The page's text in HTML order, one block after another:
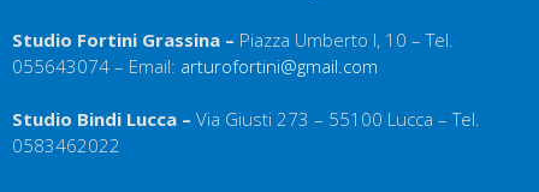
Studio Fortini Grassina – Piazza Umberto I, 10 – Tel.
055643074 – Email: arturofortini@gmail.com
Studio Bindi Lucca – Via Giusti 273 – 55100 Lucca – Tel.
0583462022